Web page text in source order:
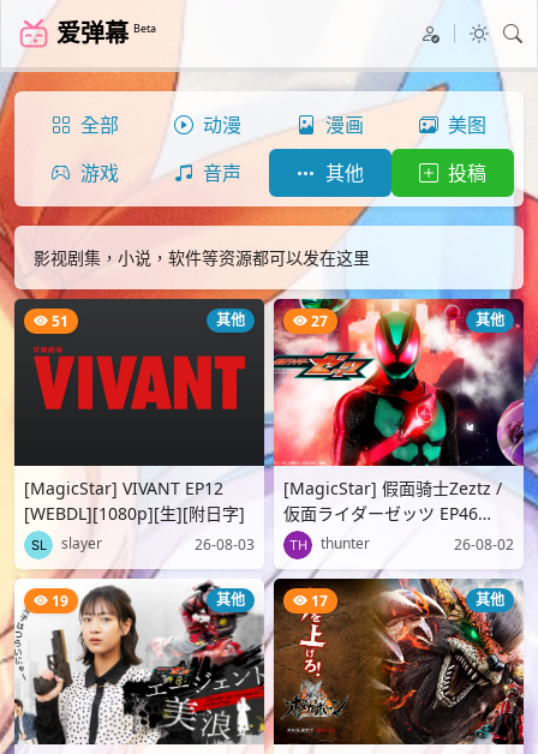
爱弹幕 Beta
全部 动漫 漫画
美图
游戏
音声 其他 投稿
影视剧集，小说，软件等资源都可以发在这里
51 其他
[MagicStar] VIVANT EP12
[WEBDL][1080p][生][附日字]
slayer 26-08-03
27 其他
[MagicStar] 假面骑士Zeztz /
仮面ライダーゼッツ EP46
[WEBDL][1080p][TTFC][生]
thunter 26-08-02
19 其他 17 其他